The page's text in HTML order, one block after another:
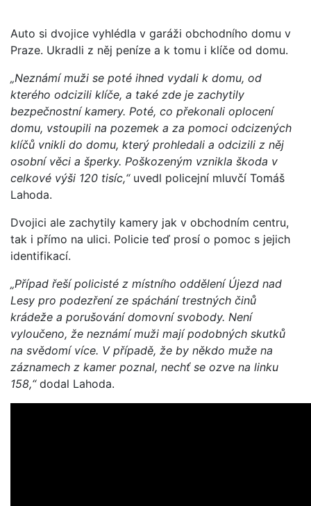
Auto si dvojice vyhlédla v garáži obchodního domu v
Praze. Ukradli z něj peníze a k tomu i klíče od domu.
„Neznámí muži se poté ihned vydali k domu, od
kterého odcizili klíče, a také zde je zachytily
bezpečnostní kamery. Poté, co překonali oplocení
domu, vstoupili na pozemek a za pomoci odcizených
klíčů vnikli do domu, který prohledali a odcizili z něj
osobní věci a šperky. Poškozeným vznikla škoda v
celkové výši 120 tisíc,“ uvedl policejní mluvčí Tomáš
Lahoda.
Dvojici ale zachytily kamery jak v obchodním centru,
tak i přímo na ulici. Policie teď prosí o pomoc s jejich
identifikací.
„Případ řeší policisté z místního oddělení Újezd nad
Lesy pro podezření ze spáchání trestných činů
krádeže a porušování domovní svobody. Není
vyloučeno, že neznámí muži mají podobných skutků
na svědomí více. V případě, že by někdo muže na
záznamech z kamer poznal, nechť se ozve na linku
158,“dodal Lahoda.